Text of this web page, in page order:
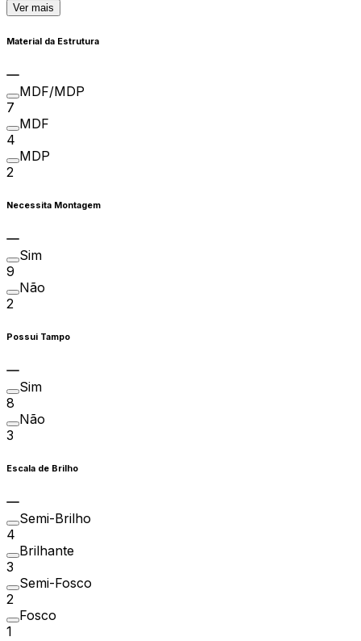
Ver mais
Material da Estrutura
MDF/MDP
7
MDF
4
MDP
2
Necessita Montagem
Sim
9
Não
2
Possui Tampo
Sim
8
Não
3
Escala de Brilho
Semi-Brilho
4
Brilhante
3
Semi-Fosco
2
Fosco
1